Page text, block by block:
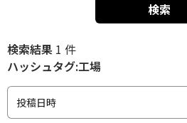
検索
検索結果 1 件
ハッシュタグ:工場
投稿日時